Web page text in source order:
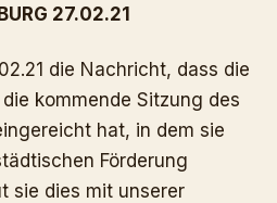
27.02.21
die Nachricht, dass die
kommende Sitzung des
hat, in dem sie
Förderung
sie dies mit unserer